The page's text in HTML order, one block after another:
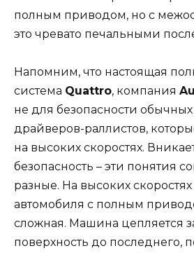
полным приводом, но с
это чревато печальными
Напомним, что настоящая
система Quattro, компания
не для безопасности
драйверов-раллистов,
на высоких скоростях.
безопасность – эти понятия
разные. На высоких
автомобиля с полным
сложная. Машина цепляется
поверхность до последнего,